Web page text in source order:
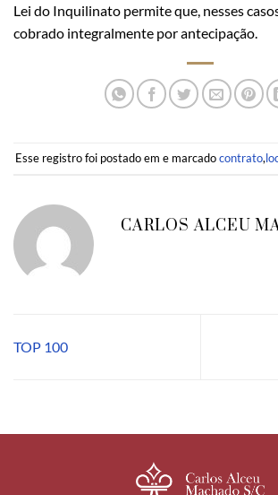
Lei do Inquilinato permite que, nesses
cobrado integralmente por antecipação.
Esse registro foi postado em e marcadocontrato,
CARLOS ALCEU
TOP 100